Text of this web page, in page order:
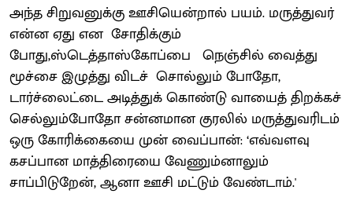
அந்த சிறுவனுக்கு ஊசியென்றால் பயம். மருத்துவர்
என்ன ஏது என சோதிக்கும்
போது,ஸ்டெத்தாஸ்கோப்பை நெஞ்சில் வைத்து
மூச்சை இழுத்து விடச் சொல்லும் போதோ,
டார்ச்லைட்டை அடித்துக் கொண்டு வாயைத் திறக்கச்
செல்லும்போதோ சன்னமான குரலில் மருத்துவரிடம்
ஒரு கோரிக்கையை முன் வைப்பான்: ‘எவ்வளவு
கசப்பான மாத்திரையை வேணும்னாலும்
சாப்பிடுறேன், ஆனா ஊசி மட்டும் வேண்டாம்.'